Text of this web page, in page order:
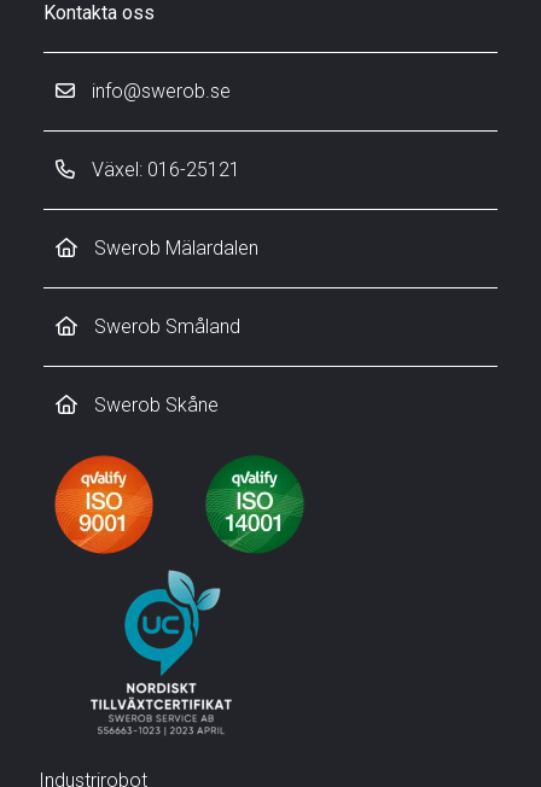
Kontakta oss
info@swerob.se
Växel: 016-25121
Swerob Mälardalen
Swerob Småland
Swerob Skåne
Industrirobot